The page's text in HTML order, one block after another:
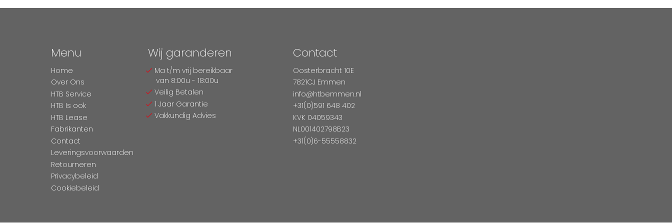
Menu
Home
Over Ons
HTB Service
HTB Is ook
HTB Lease
Fabrikanten
Contact
Leveringsvoorwaarden
Retourneren
Privacybeleid
Cookiebeleid
Wij garanderen
Ma t/m vrij bereikbaar
van 8:00u - 18:00u
Veilig Betalen
1 Jaar Garantie
Vakkundig Advies
Contact
Oosterbracht 10E
7821CJ Emmen
info@htbemmen.nl
+31(0)591 648 402
KVK 04059343
NL001402798B23
+31(0)6-55558832